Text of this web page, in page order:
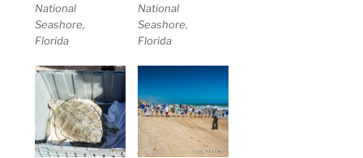
National
Seashore,
Florida
National
Seashore,
Florida